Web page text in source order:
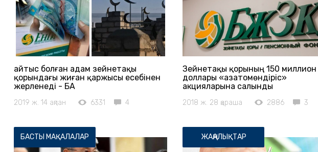
Қайтыс болған адам зейнетақы
қорындағы жиған қаржысы есебінен
жерленеді - БАҚ
2019 ж. 14 ақпан 6331 4
Зейнетақы қорының 150 миллион
доллары «Қазатомөндіріс»
акцияларына салынды
2018 ж. 28 қараша 2886 3
БАСТЫ МАҚАЛАЛАР ЖАҢАЛЫҚТАР